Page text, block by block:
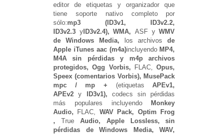
editor de etiquetas y organizador que
tiene soporte nativo completo por
sólo:mp3 (ID3v1, ID3v2.2,
ID3v2.3 yID3v2.4), WMA, ASF yWMV
de Windows Media, los archivosde
Apple iTunes aac (m4a)incluyendo MP4,
M4A sin pérdidas y m4p archivos
protegidos, Ogg Vorbis, FLAC,Opus,
Speex (comentarios Vorbis), MusePack
mpc / mp + (etiquetasAPEv1,
APEv2 y ID3v1), codecs sin pérdidas
más populares incluyendo
Monkey
Audio, FLAC, WAV Pack, Optim Frog
, True Audio, Apple Lossless, sin
pérdidas de Windows Media, WAV,